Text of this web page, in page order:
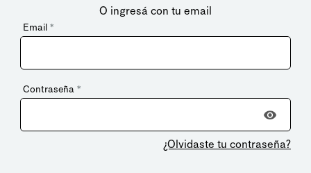
O ingresá con tu email
Email *
Contraseña *
¿Olvidaste tu contraseña?